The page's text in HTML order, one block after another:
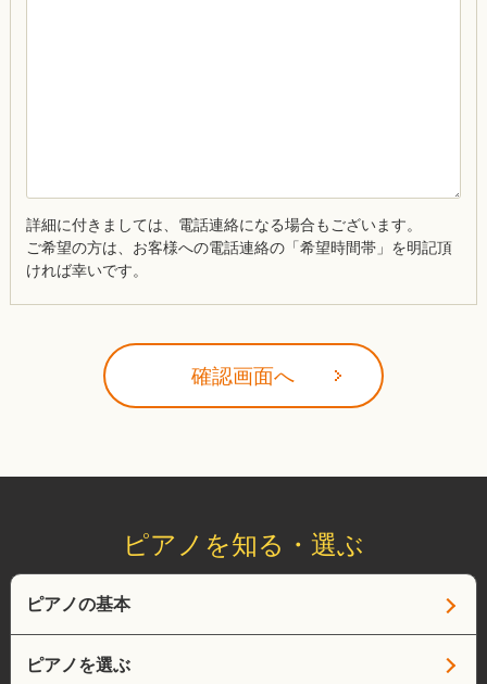
詳細に付きましては、電話連絡になる場合もございます。
ご希望の方は、お客様への電話連絡の「希望時間帯」を明記頂
ければ幸いです。
ピアノを知る・選ぶ
ピアノの基本
ピアノを選ぶ